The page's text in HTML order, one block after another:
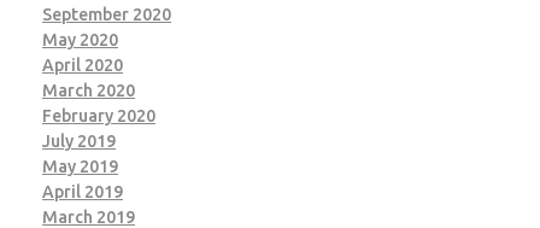
September 2020
May 2020
April 2020
March 2020
February 2020
July 2019
May 2019
April 2019
March 2019